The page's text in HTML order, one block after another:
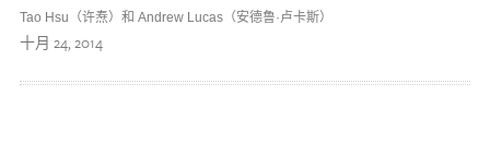
Tao Hsu（许焘）和 Andrew Lucas（安德鲁·卢卡斯）
十月 24, 2014